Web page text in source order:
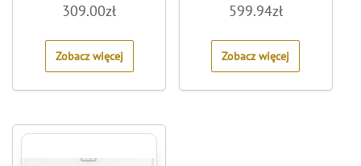
0
5
309.00zł
Zobacz więcej
0
5
599.94zł
Zobacz więcej